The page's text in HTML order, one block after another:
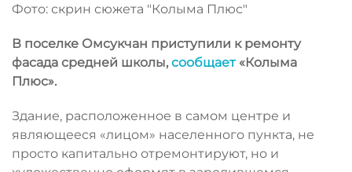
Фото: скрин сюжета "Колыма Плюс"
В поселке Омсукчан приступили к ремонту
фасада средней школы, сообщает «Колыма
Плюс».
Здание, расположенное в самом центре и
являющееся «лицом» населенного пункта, не
просто капитально отремонтируют, но и